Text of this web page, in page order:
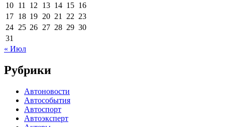
10 11 12 13 14 15 16
17 18 19 20 21 22 23
24 25 26 27 28 29 30
31
« Июл
Рубрики
Автоновости
Автособытия
Автоспорт
Автоэксперт